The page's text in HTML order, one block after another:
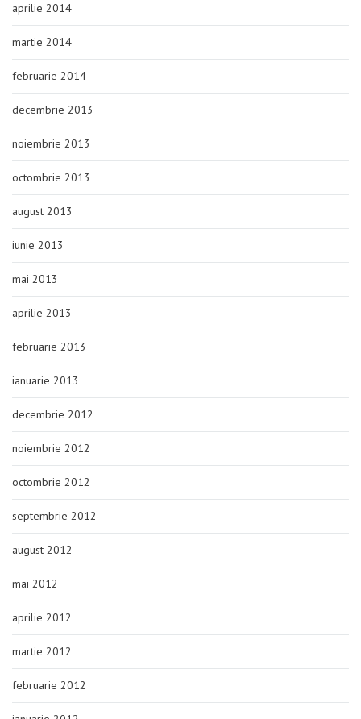
aprilie 2014
martie 2014
februarie 2014
decembrie 2013
noiembrie 2013
octombrie 2013
august 2013
iunie 2013
mai 2013
aprilie 2013
februarie 2013
ianuarie 2013
decembrie 2012
noiembrie 2012
octombrie 2012
septembrie 2012
august 2012
mai 2012
aprilie 2012
martie 2012
februarie 2012